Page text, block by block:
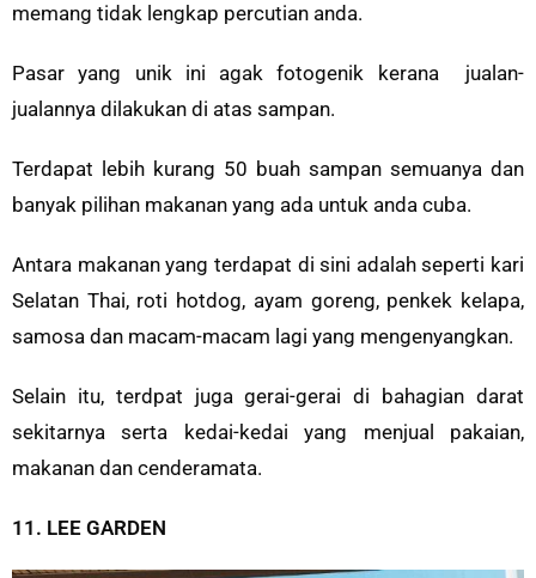
memang tidak lengkap percutian anda.
Pasar yang unik ini agak fotogenik kerana jualan-
jualannya dilakukan di atas sampan.
Terdapat lebih kurang 50 buah sampan semuanya dan
banyak pilihan makanan yang ada untuk anda cuba.
Antara makanan yang terdapat di sini adalah seperti kari
Selatan Thai, roti hotdog, ayam goreng, penkek kelapa,
samosa dan macam-macam lagi yang mengenyangkan.
Selain itu, terdpat juga gerai-gerai di bahagian darat
sekitarnya serta kedai-kedai yang menjual pakaian,
makanan dan cenderamata.
11. LEE GARDEN